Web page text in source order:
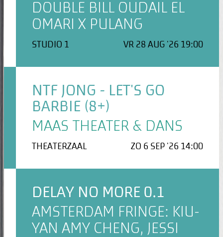
DOUBLE BILL OUDAIL EL
OMARI X PULANG
STUDIO 1 VR 28 AUG '26 19:00
NTF JONG - LET'S GO
BARBIE (8+)
MAAS THEATER & DANS
THEATERZAAL ZO 6 SEP '26 14:00
DELAY NO MORE 0.1
AMSTERDAM FRINGE: KIU-
YAN AMY CHENG, JESSI